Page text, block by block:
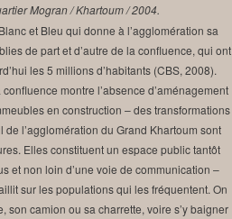
Mogran / Khartoum / 2004.
et Bleu qui donne à l’agglomération sa
de part et d’autre de la confluence, qui ont
les 5 millions d’habitants (CBS, 2008).
montre l’absence d’aménagement
en construction – des transformations
l’agglomération du Grand Khartoum sont
Elles constituent un espace public tantôt
et non loin d’une voie de communication –
sur les populations qui les fréquentent. On
son camion ou sa charrette, voire s’y baigner